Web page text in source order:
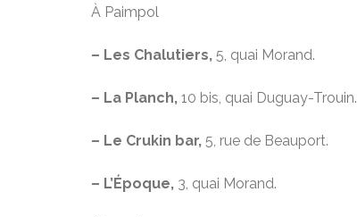
À Paimpol
– Les Chalutiers, 5, quai Morand.
– La Planch, 10 bis, quai Duguay-Trouin.
– Le Crukin bar, 5, rue de Beauport.
– L’Époque, 3, quai Morand.